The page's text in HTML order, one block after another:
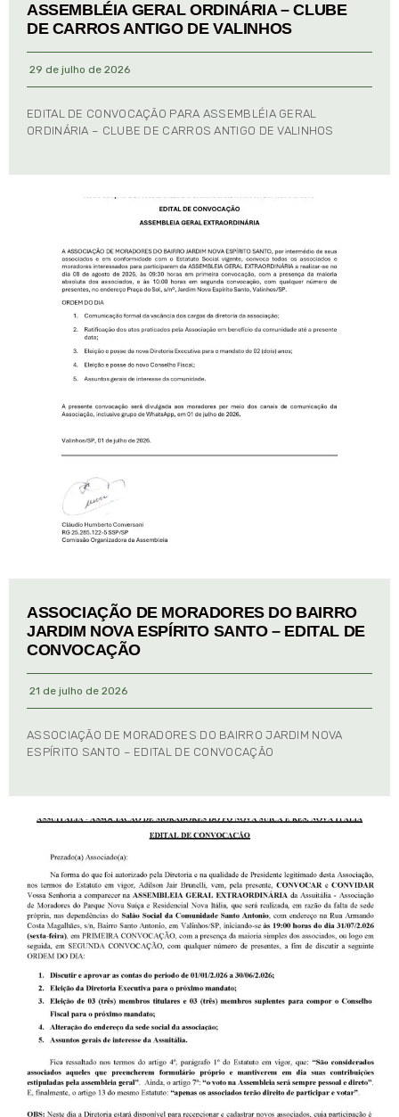
ASSEMBLÉIA GERAL ORDINÁRIA – CLUBE
DE CARROS ANTIGO DE VALINHOS
29 de julho de 2026
EDITAL DE CONVOCAÇÃO PARA ASSEMBLÉIA GERAL
ORDINÁRIA – CLUBE DE CARROS ANTIGO DE VALINHOS
ASSOCIAÇÃO DE MORADORES DO BAIRRO
JARDIM NOVA ESPÍRITO SANTO – EDITAL DE
CONVOCAÇÃO
21 de julho de 2026
ASSOCIAÇÃO DE MORADORES DO BAIRRO JARDIM NOVA
ESPÍRITO SANTO – EDITAL DE CONVOCAÇÃO